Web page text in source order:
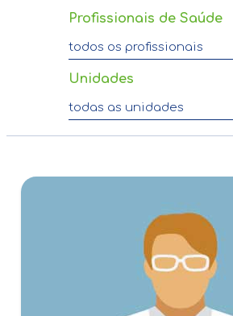
Profissionais de Saúde
todos os profissionais
Unidades
todas as unidades